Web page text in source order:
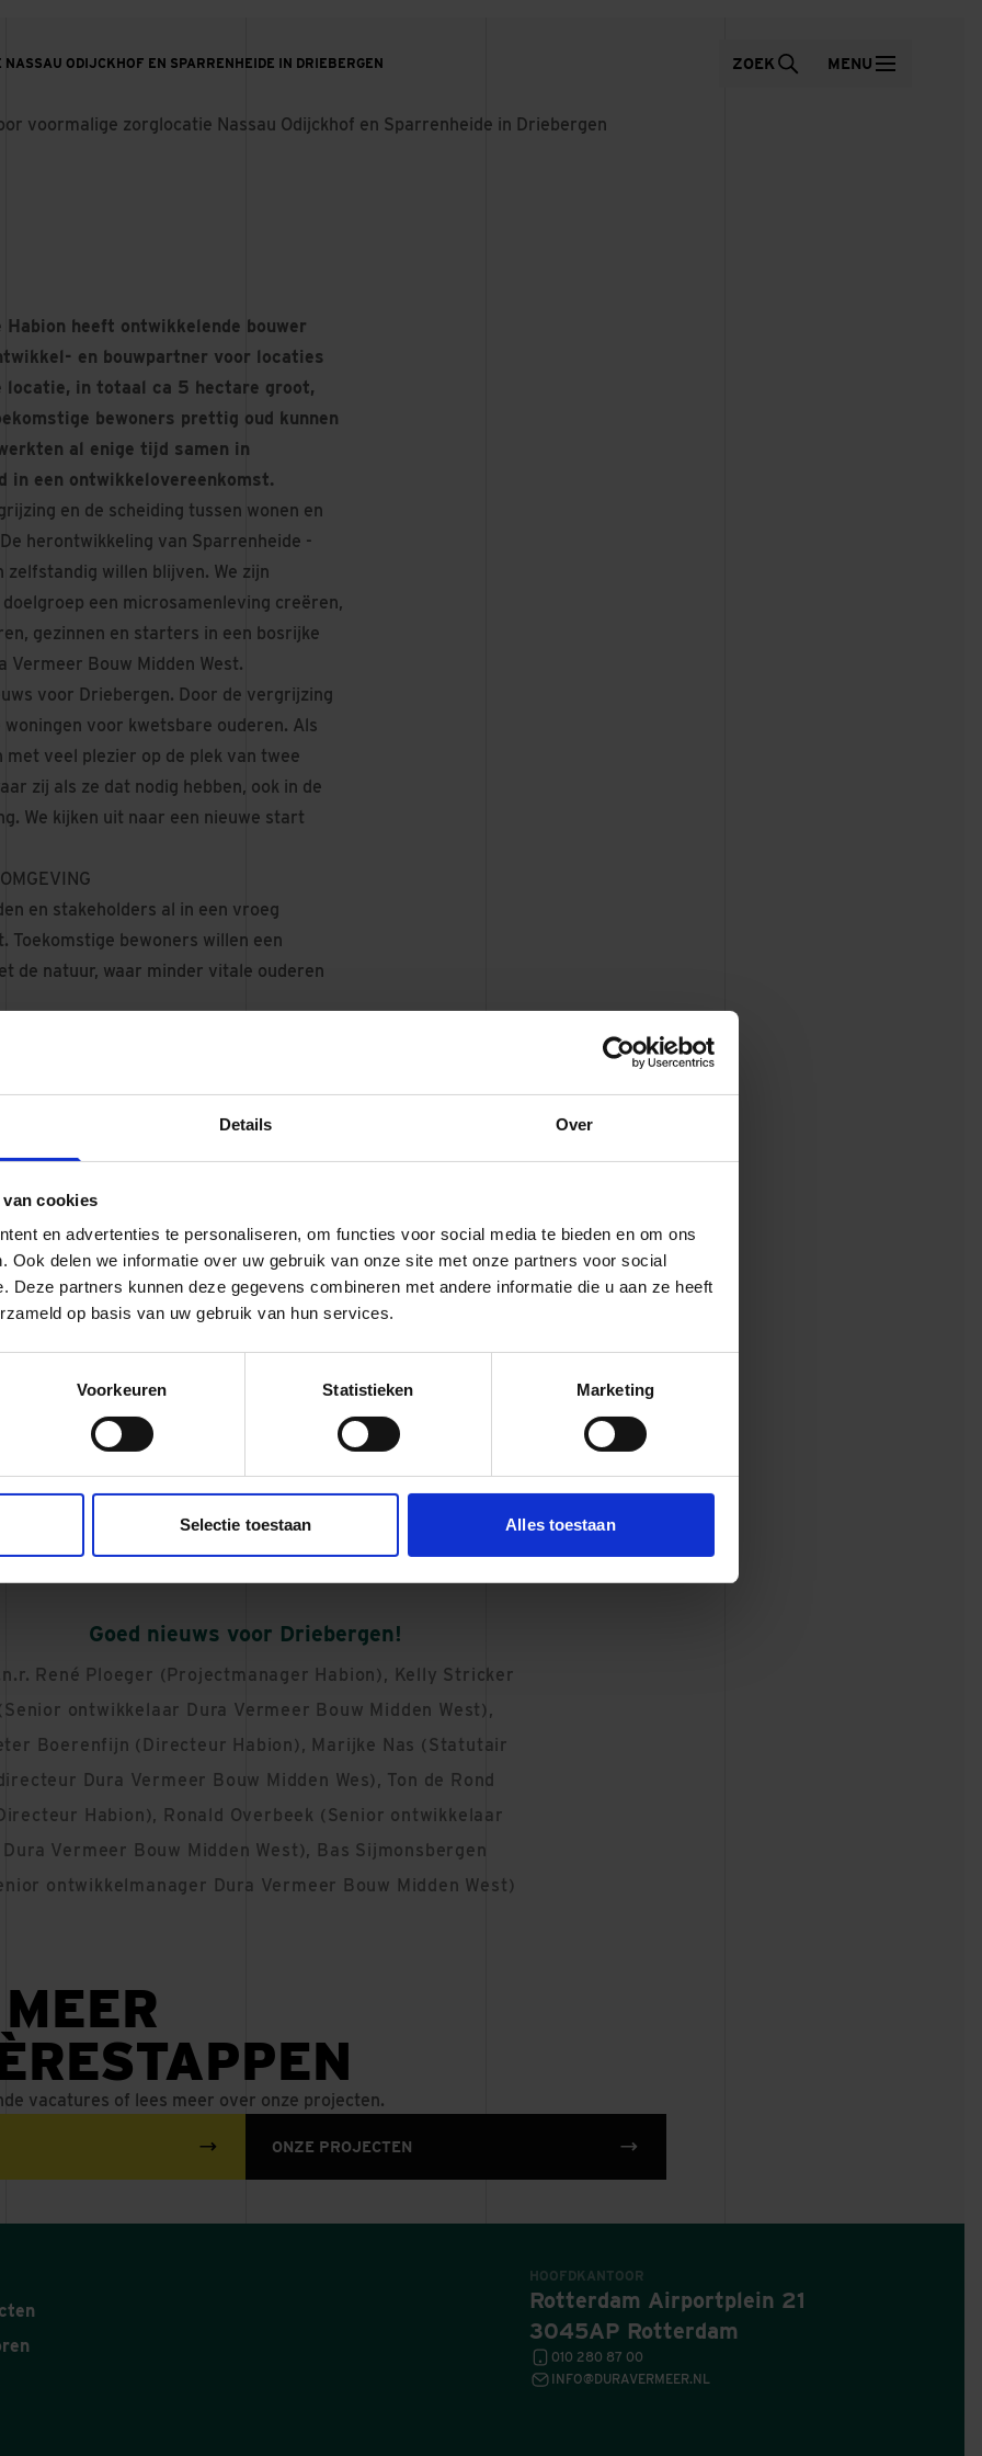
Details Over
cookies
en advertenties te personaliseren, om functies voor social media te bieden en om ons
Ook delen we informatie over uw gebruik van onze site met onze partners voor social
Deze partners kunnen deze gegevens combineren met andere informatie die u aan ze heeft
op basis van uw gebruik van hun services.
Voorkeuren Statistieken Marketing
Selectie toestaan Alles toestaan
ODIJCKHOF EN SPARRENHEIDE IN DRIEBERGEN ZOEK MENU
voormalige zorglocatie Nassau Odijckhof en Sparrenheide in Driebergen
heeft ontwikkelende bouwer
en bouwpartner voor locaties
locatie, in totaal ca 5 hectare groot,
bewoners prettig oud kunnen
al enige tijd samen in
in een ontwikkelovereenkomst.
en de scheiding tussen wonen en
herontwikkeling van Sparrenheide -
willen blijven. We zijn
een microsamenleving creëren,
gezinnen en starters in een bosrijke
Bouw Midden West.
voor Driebergen. Door de vergrijzing
voor kwetsbare ouderen. Als
veel plezier op de plek van twee
zij als ze dat nodig hebben, ook in de
We kijken uit naar een nieuwe start
en stakeholders al in een vroeg
Toekomstige bewoners willen een
de natuur, waar minder vitale ouderen
voor
deze wensen en behoeften mee en
van het stedenbouwkundigkader
en stakeholders om vervolgens tot een
Midden West gaan het plan verder
is dat de partijen nog tot einde van het
te komen. De stappen tot een
betrokkenen, zoals woningzoekenden,
uit locatie Nassau Odijckhof,
zowel nieuwe bewoners als de
Fase 2 bestaat uit de sloop van
De sloop en bouw van fase 2 start
Goed nieuws voor Driebergen!
René Ploeger (Projectmanager Habion), Kelly Stricker
ontwikkelaar Dura Vermeer Bouw Midden West),
Boerenfijn (Directeur Habion), Marijke Nas (Statutair
Dura Vermeer Bouw Midden Wes), Ton de Rond
Habion), Ronald Overbeek (Senior ontwikkelaar
Dura Vermeer Bouw Midden West), Bas Sijmonsbergen
ontwikkelmanager Dura Vermeer Bouw Midden West)
vacatures of lees meer over onze projecten.
ONZE PROJECTEN
HOOFDKANTOOR
Rotterdam Airportplein 21
3045AP Rotterdam
010 280 87 00
INFO@DURAVERMEER.NL